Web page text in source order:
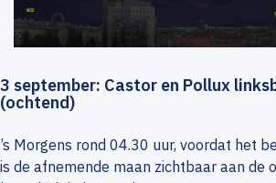
3 september: Castor en Pollux
(ochtend)
’s Morgens rond 04.30 uur, voordat het
is de afnemende maan zichtbaar aan de